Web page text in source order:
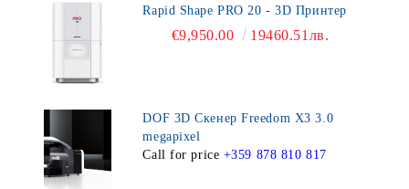
Rapid Shape PRO 20 - 3D Принтер
€9,950.00 19460.51лв.
DOF 3D Скенер Freedom X3 3.0
megapixel
Call for price +359 878 810 817